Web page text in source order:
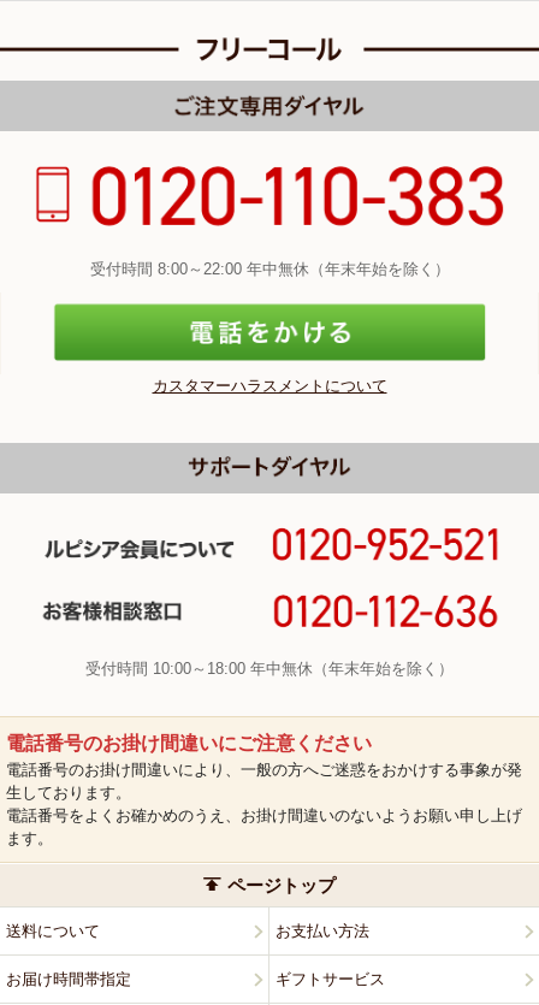
受付時間 8:00～22:00 年中無休（年末年始を除く）
カスタマーハラスメントについて
受付時間 10:00～18:00 年中無休（年末年始を除く）
電話番号のお掛け間違いにご注意ください
電話番号のお掛け間違いにより、一般の方へご迷惑をおかけする事象が発
生しております。
電話番号をよくお確かめのうえ、お掛け間違いのないようお願い申し上げ
ます。
ページトップ
送料について お支払い方法
お届け時間帯指定 ギフトサービス